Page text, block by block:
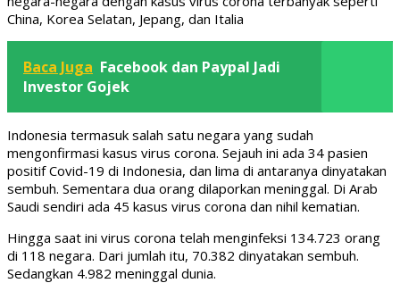
China, Korea Selatan, Jepang, dan Italia
Baca Juga Facebook dan Paypal Jadi
Investor Gojek
Indonesia termasuk salah satu negara yang sudah
mengonfirmasi kasus virus corona. Sejauh ini ada 34 pasien
positif Covid-19 di Indonesia, dan lima di antaranya dinyatakan
sembuh. Sementara dua orang dilaporkan meninggal. Di Arab
Saudi sendiri ada 45 kasus virus corona dan nihil kematian.
Hingga saat ini virus corona telah menginfeksi 134.723 orang
di 118 negara. Dari jumlah itu, 70.382 dinyatakan sembuh.
Sedangkan 4.982 meninggal dunia.